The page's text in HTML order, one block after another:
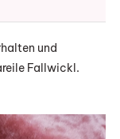
und
Fallwickl.